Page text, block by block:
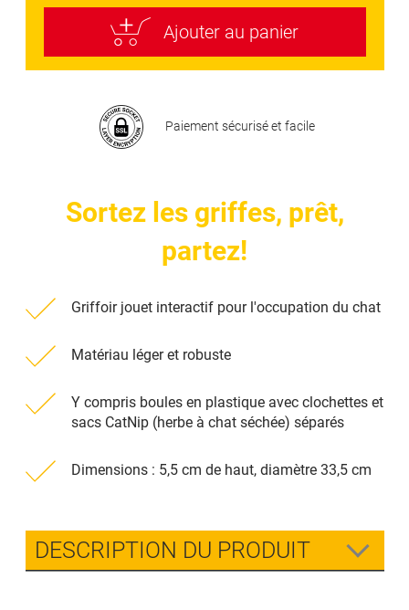
Ajouter au panier
Sortez les griffes, prêt,
partez!
Griffoir jouet interactif pour l'occupation du chat
Matériau léger et robuste
Y compris boules en plastique avec clochettes et
sacs CatNip (herbe à chat séchée) séparés
Dimensions : 5,5 cm de haut, diamètre 33,5 cm
Paiement sécurisé et facile
DESCRIPTION DU PRODUIT